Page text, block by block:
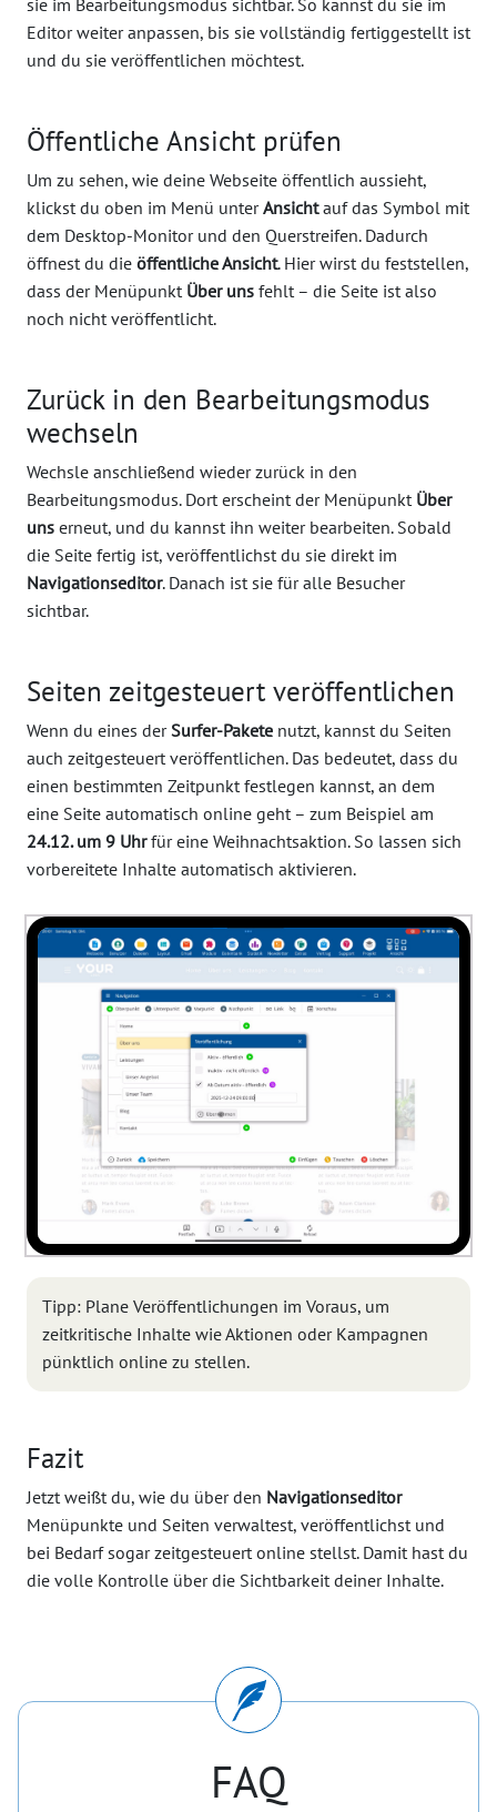
sie im Bearbeitungsmodus sichtbar. So kannst du sie im
Editor weiter anpassen, bis sie vollständig fertiggestellt ist
und du sie veröffentlichen möchtest.
Öffentliche Ansicht prüfen
Um zu sehen, wie deine Webseite öffentlich aussieht,
klickst du oben im Menü unterAnsichtauf das Symbol mit
dem Desktop-Monitor und den Querstreifen. Dadurch
öffnest du die öffentliche Ansicht. Hier wirst du feststellen,
dass der Menüpunkt Über uns fehlt – die Seite ist also
noch nicht veröffentlicht.
Zurück in den Bearbeitungsmodus
wechseln
Wechsle anschließend wieder zurück in den
Bearbeitungsmodus. Dort erscheint der Menüpunkt Über
uns erneut, und du kannst ihn weiter bearbeiten. Sobald
die Seite fertig ist, veröffentlichst du sie direkt im
Navigationseditor. Danach ist sie für alle Besucher
sichtbar.
Seiten zeitgesteuert veröffentlichen
Wenn du eines derSurfer-Pakete nutzt, kannst du Seiten
auch zeitgesteuert veröffentlichen. Das bedeutet, dass du
einen bestimmten Zeitpunkt festlegen kannst, an dem
eine Seite automatisch online geht – zum Beispiel am
24.12. um 9 Uhrfür eine Weihnachtsaktion. So lassen sich
vorbereitete Inhalte automatisch aktivieren.
Tipp: Plane Veröffentlichungen im Voraus, um
zeitkritische Inhalte wie Aktionen oder Kampagnen
pünktlich online zu stellen.
Fazit
Jetzt weißt du, wie du über den Navigationseditor
Menüpunkte und Seiten verwaltest, veröffentlichst und
bei Bedarf sogar zeitgesteuert online stellst. Damit hast du
die volle Kontrolle über die Sichtbarkeit deiner Inhalte.
FAQ